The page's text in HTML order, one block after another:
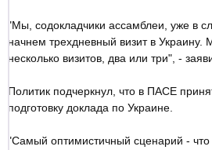
"Мы, содокладчики ассамблеи, уже в
начнем трехдневный визит в
несколько визитов, два или три", -
Политик подчеркнул, что в ПАСЕ
подготовку доклада по Украине.
"Самый оптимистичный сценарий - что